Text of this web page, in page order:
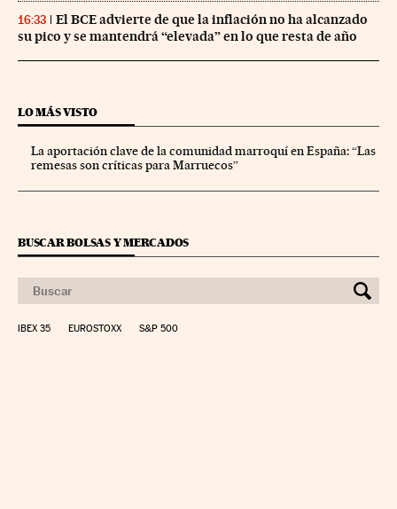
16:33
El BCE advierte de que la inflación no ha alcanzado
su pico y se mantendrá “elevada” en lo que resta de año
LO MÁS VISTO
La aportación clave de la comunidad marroquí en España: “Las
remesas son críticas para Marruecos”
BUSCAR BOLSAS Y MERCADOS
IBEX 35 EUROSTOXX S&P 500